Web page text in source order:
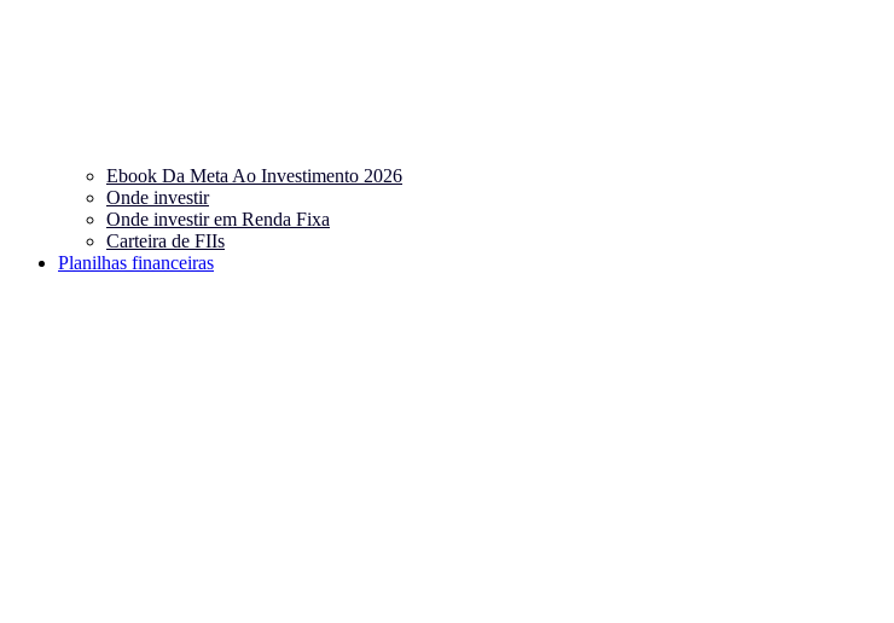
Ebook Da Meta Ao Investimento 2026
Onde investir
Onde investir em Renda Fixa
Carteira de FIIs
Planilhas financeiras